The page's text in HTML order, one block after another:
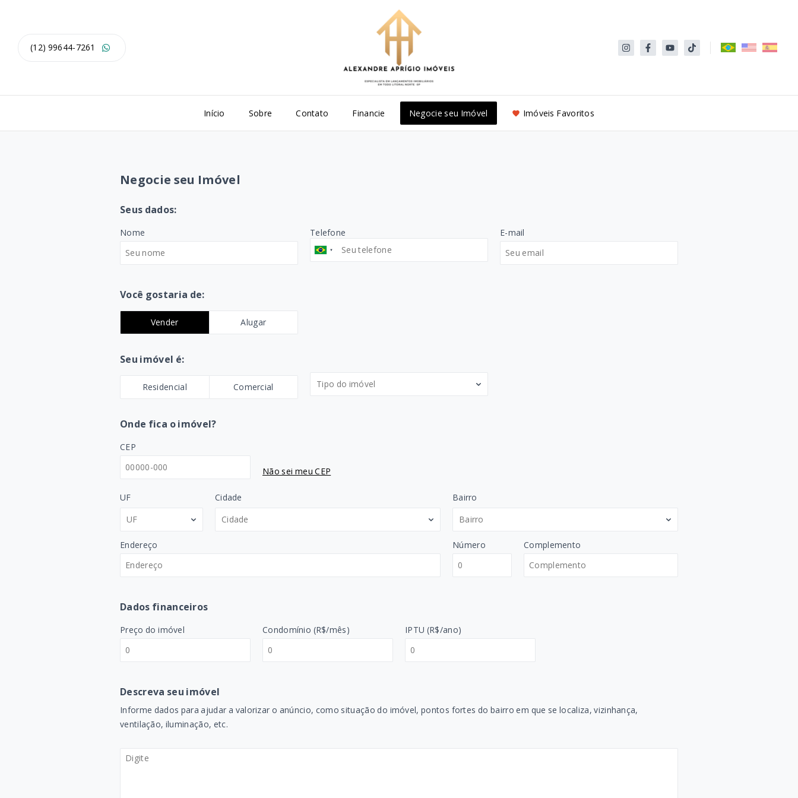
(12) 99644-7261
Início Sobre Contato Financie Negocie seu Imóvel Imóveis Favoritos
Negocie seu Imóvel
Seus dados:
Nome Telefone E-mail
Você gostaria de:
Vender Alugar
Seu imóvel é:
Residencial Comercial Tipo do imóvel
Onde fica o imóvel?
CEP
Não sei meu CEP
UF
UF
Cidade
Cidade
Bairro
Bairro
Endereço Número Complemento
Dados financeiros
Preço do imóvel Condomínio (R$/mês) IPTU (R$/ano)
Descreva seu imóvel
Informe dados para ajudar a valorizar o anúncio, como situação do imóvel, pontos fortes do bairro em que se localiza, vizinhança,
ventilação, iluminação, etc.